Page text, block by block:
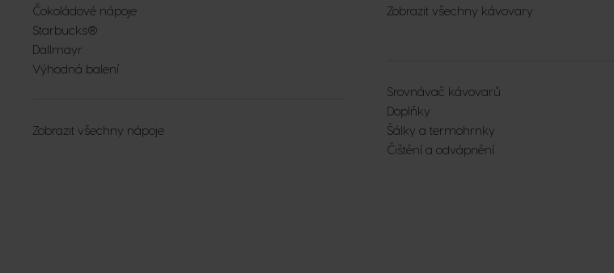
Čokoládové nápoje
Starbucks®
Dallmayr
Výhodná balení
Zobrazit všechny nápoje
Zobrazit všechny kávovary
Srovnávač kávovarů
Doplňky
Šálky a termohrnky
Čištění a odvápnění